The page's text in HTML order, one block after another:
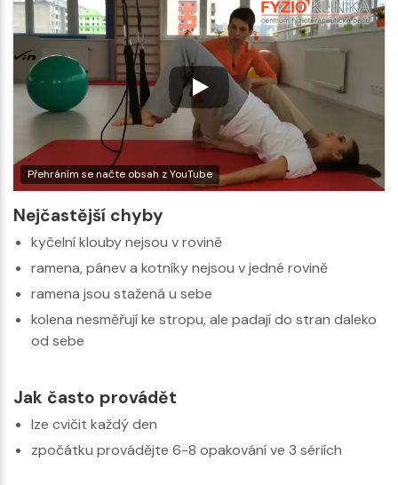
Přehráním se načte obsah z YouTube
Nejčastější chyby
kyčelní klouby nejsou v rovině
ramena, pánev a kotníky nejsou v jedné rovině
ramena jsou stažená u sebe
kolena nesměřují ke stropu, ale padají do stran daleko
od sebe
Jak často provádět
lze cvičit každý den
zpočátku provádějte 6-8 opakování ve 3 sériích